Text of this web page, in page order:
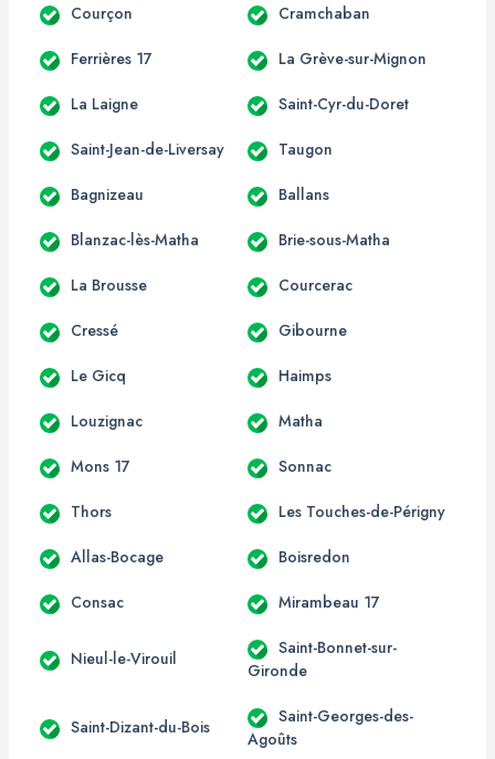
Courçon Cramchaban
Ferrières 17 La Grève-sur-Mignon
La Laigne Saint-Cyr-du-Doret
Saint-Jean-de-Liversay Taugon
Bagnizeau Ballans
Blanzac-lès-Matha Brie-sous-Matha
La Brousse Courcerac
Cressé Gibourne
Le Gicq Haimps
Louzignac Matha
Mons 17 Sonnac
Thors Les Touches-de-Périgny
Allas-Bocage Boisredon
Consac Mirambeau 17
Nieul-le-Virouil
Saint-Bonnet-sur-
Gironde
Saint-Dizant-du-Bois
Saint-Georges-des-
Agoûts